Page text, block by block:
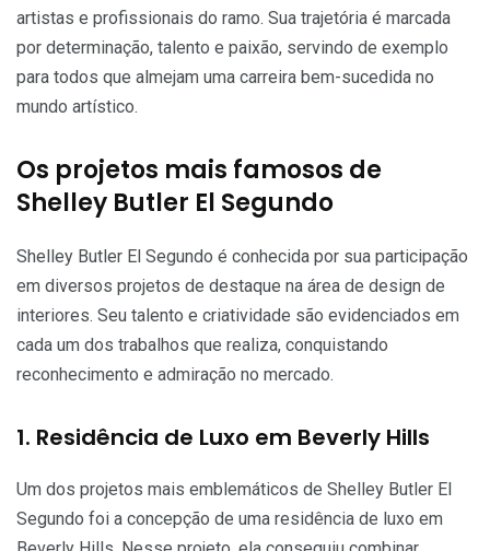
artistas e profissionais do ramo. Sua trajetória é marcada
por determinação, talento e paixão, servindo de exemplo
para todos que almejam uma carreira bem-sucedida no
mundo artístico.
Os projetos mais famosos de
Shelley Butler El Segundo
Shelley Butler El Segundo é conhecida por sua participação
em diversos projetos de destaque na área de design de
interiores. Seu talento e criatividade são evidenciados em
cada um dos trabalhos que realiza, conquistando
reconhecimento e admiração no mercado.
1. Residência de Luxo em Beverly Hills
Um dos projetos mais emblemáticos de Shelley Butler El
Segundo foi a concepção de uma residência de luxo em